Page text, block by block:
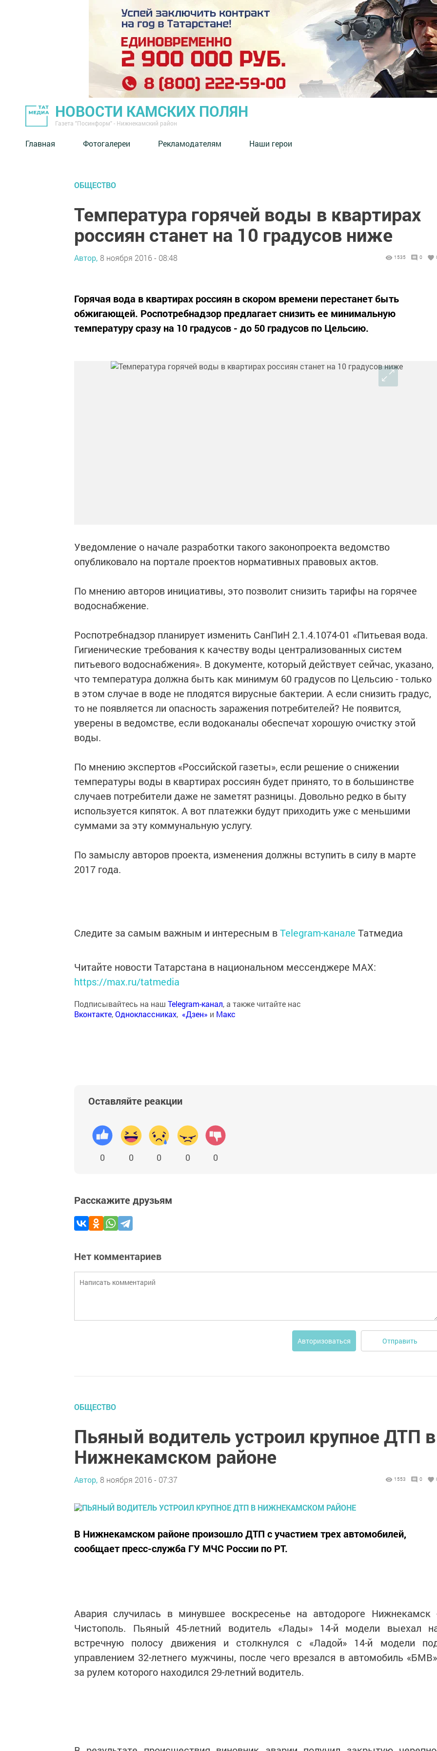
НОВОСТИ КАМСКИХ ПОЛЯН
Газета "Посинформ" - Нижнекамский район
Главная Фотогалереи Рекламодателям Наши герои
ОБЩЕСТВО
Температура горячей воды в квартирах
россиян станет на 10 градусов ниже
Автор, 8 ноября 2016 - 08:48 1535 0
Горячая вода в квартирах россиян в скором времени перестанет быть
обжигающей. Роспотребнадзор предлагает снизить ее минимальную
температуру сразу на 10 градусов - до 50 градусов по Цельсию.
Уведомление о начале разработки такого законопроекта ведомство
опубликовало на портале проектов нормативных правовых актов.
По мнению авторов инициативы, это позволит снизить тарифы на горячее
водоснабжение.
Роспотребнадзор планирует изменить СанПиН 2.1.4.1074-01 «Питьевая вода.
Гигиенические требования к качеству воды централизованных систем
питьевого водоснабжения». В документе, который действует сейчас, указано,
что температура должна быть как минимум 60 градусов по Цельсию - только
в этом случае в воде не плодятся вирусные бактерии. А если снизить градус,
то не появляется ли опасность заражения потребителей? Не появится,
уверены в ведомстве, если водоканалы обеспечат хорошую очистку этой
воды.
По мнению экспертов «Российской газеты», если решение о снижении
температуры воды в квартирах россиян будет принято, то в большинстве
случаев потребители даже не заметят разницы. Довольно редко в быту
используется кипяток. А вот платежки будут приходить уже с меньшими
суммами за эту коммунальную услугу.
По замыслу авторов проекта, изменения должны вступить в силу в марте
2017 года.
Следите за самым важным и интересным вTelegram-канале Татмедиа
Читайте новости Татарстана в национальном мессенджере MАХ:
https://max.ru/tatmedia
Подписывайтесь на наш Telegram-канал, а также читайте нас
Вконтакте,Одноклассниках, «Дзен» и Макс
Оставляйте реакции
0 0 0 0 0
Расскажите друзьям
Нет комментариев
Авторизоваться Отправить
ОБЩЕСТВО
Пьяный водитель устроил крупное ДТП в
Нижнекамском районе
Автор, 8 ноября 2016 - 07:37 1553 0
В Нижнекамском районе произошло ДТП с участием трех автомобилей,
сообщает пресс-служба ГУ МЧС России по РТ.
Авария случилась в минувшее воскресенье на автодороге Нижнекамск
Чистополь. Пьяный 45-летний водитель «Лады» 14-й модели выехал
встречную полосу движения и столкнулся с «Ладой» 14-й модели
управлением 32-летнего мужчины, после чего врезался в автомобиль
за рулем которого находился 29-летний водитель.